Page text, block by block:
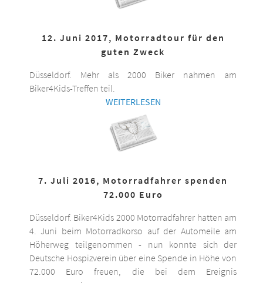
12. Juni 2017, Motorradtour für den
guten Zweck
Düsseldorf. Mehr als 2000 Biker nahmen am
Biker4Kids-Treffen teil.
WEITERLESEN
7. Juli 2016, Motorradfahrer spenden
72.000 Euro
Düsseldorf. Biker4Kids 2000 Motorradfahrer hatten am
4. Juni beim Motorradkorso auf der Automeile am
Höherweg teilgenommen - nun konnte sich der
Deutsche Hospizverein über eine Spende in Höhe von
72.000 Euro freuen, die bei dem Ereignis